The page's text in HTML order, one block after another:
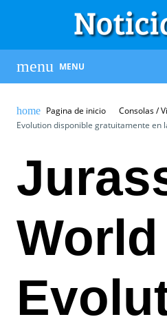
MENU
Pagina de inicio Consolas /
Evolution disponible gratuitamente en
World